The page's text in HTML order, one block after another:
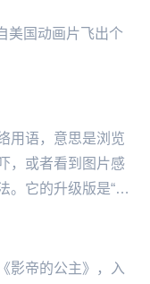
美国动画片飞出个
用语，意思是浏览
，或者看到图片感
。它的升级版是“硬
影帝的公主》，入